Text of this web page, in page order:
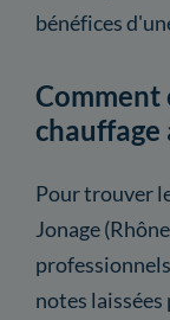
bénéfices
Comment
chauffage
Pour trouver
Jonage
notes